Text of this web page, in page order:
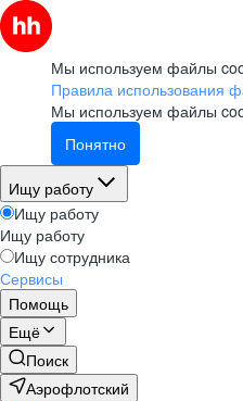
Мы используем файлы
Правила использования
Мы используем файлы
Понятно
Ищу работу
Ищу работу
Ищу работу
Ищу сотрудника
Сервисы
Помощь
Ещё
Поиск
Аэрофлотский